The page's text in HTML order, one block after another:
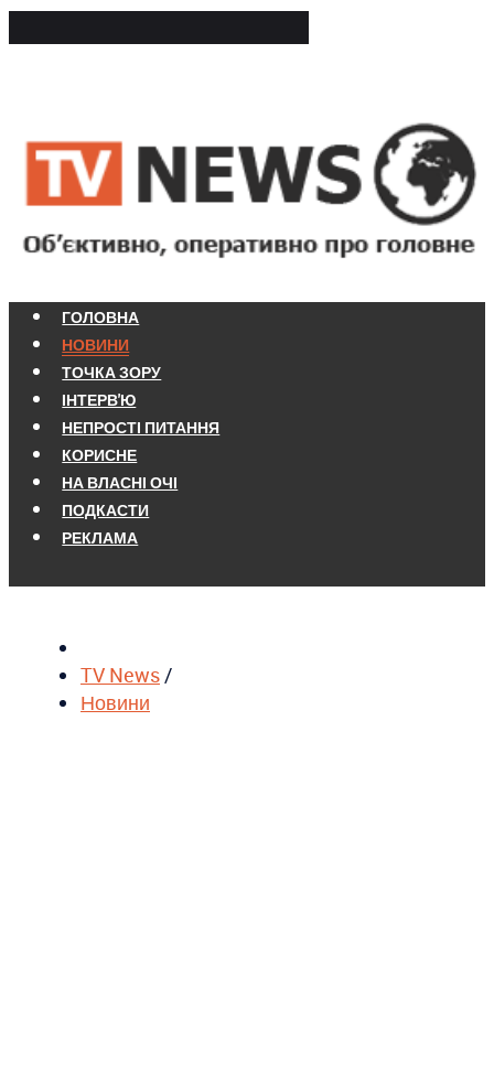
ГОЛОВНА
НОВИНИ
ТОЧКА ЗОРУ
ІНТЕРВ'Ю
НЕПРОСТІ ПИТАННЯ
КОРИСНЕ
НА ВЛАСНІ ОЧІ
ПОДКАСТИ
РЕКЛАМА
TV News/
Новини